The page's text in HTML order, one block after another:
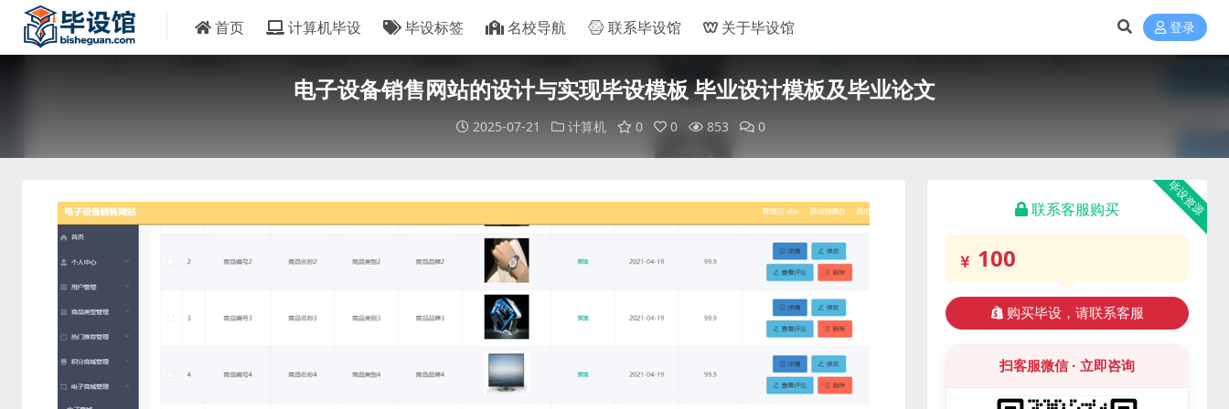
首页 计算机毕设 毕设标签 名校导航 联系毕设馆 关于毕设馆 登录
电子设备销售网站的设计与实现毕设模板 毕业设计模板及毕业论文
2025-07-21 计算机 0 0 853 0
毕设资源
联系客服购买
100
购买毕设，请联系客服
扫客服微信 · 立即咨询